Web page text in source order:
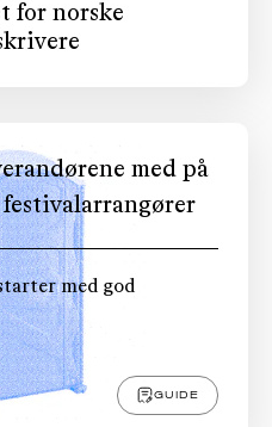
for norske
med på
med god
GUIDE